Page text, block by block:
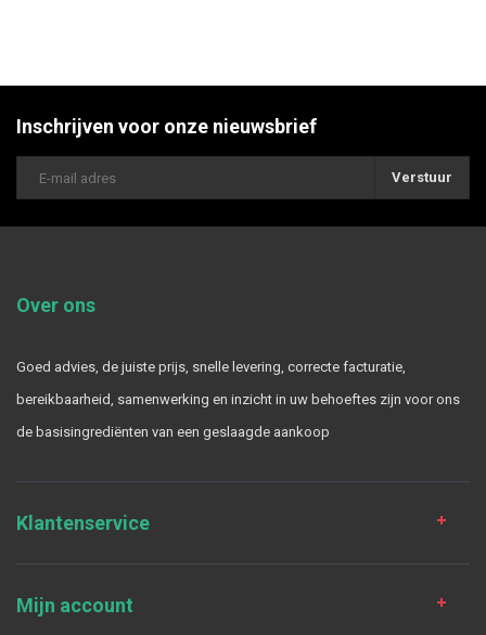
Inschrijven voor onze nieuwsbrief
Verstuur
Over ons
Goed advies, de juiste prijs, snelle levering, correcte facturatie,
bereikbaarheid, samenwerking en inzicht in uw behoeftes zijn voor ons
de basisingrediënten van een geslaagde aankoop
Klantenservice
Mijn account